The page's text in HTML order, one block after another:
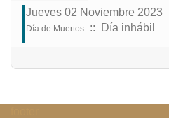
Jueves 02 Noviembre 2023
Día de Muertos :: Día inhábil
Lista de límites de paginación